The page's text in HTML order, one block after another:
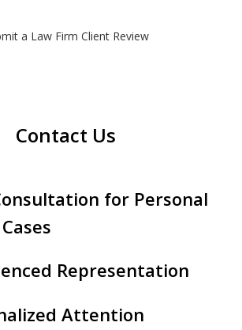
a Law Firm Client Review
Contact Us
for Personal
Representation
Attention